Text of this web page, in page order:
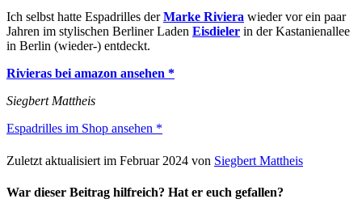
Ich selbst hatte Espadrilles derMarke Riviera wieder vor ein paar
Jahren im stylischen Berliner Laden Eisdieler in der Kastanienallee
in Berlin (wieder-) entdeckt.
Rivieras bei amazon ansehen *
Siegbert Mattheis
Espadrilles im Shop ansehen *
Zuletzt aktualisiert im Februar 2024 von Siegbert Mattheis
War dieser Beitrag hilfreich? Hat er euch gefallen?